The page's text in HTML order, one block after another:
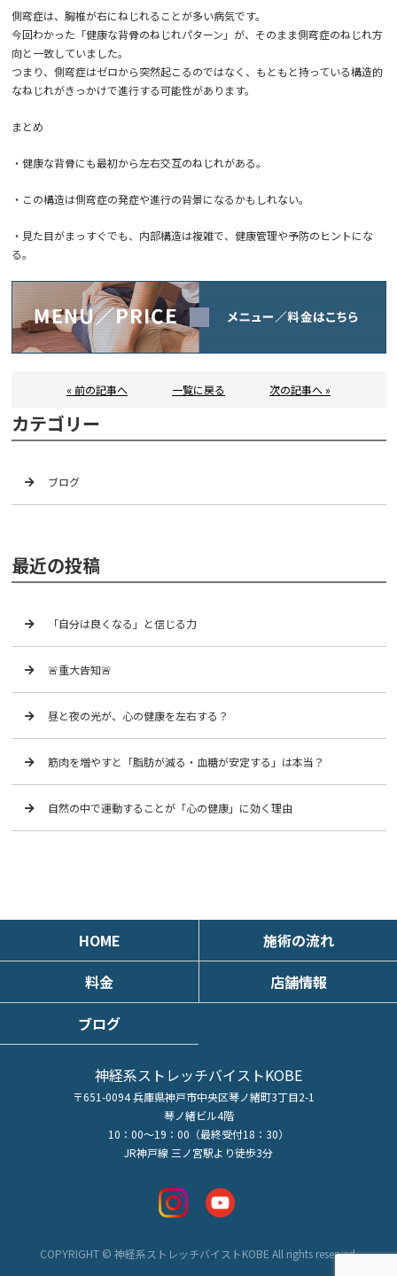
側弯症は、胸椎が右にねじれることが多い病気です。
今回わかった「健康な背骨のねじれパターン」が、そのまま側弯症のねじれ方
向と一致していました。
つまり、側弯症はゼロから突然起こるのではなく、もともと持っている構造的
なねじれがきっかけで進行する可能性があります。
まとめ
・健康な背骨にも最初から左右交互のねじれがある。
・この構造は側弯症の発症や進行の背景になるかもしれない。
・見た目がまっすぐでも、内部構造は複雑で、健康管理や予防のヒントにな
る。
« 前の記事へ 一覧に戻る 次の記事へ »
カテゴリー
ブログ
最近の投稿
「自分は良くなる」と信じる力
🚨重大告知🚨
昼と夜の光が、心の健康を左右する？
筋肉を増やすと「脂肪が減る・血糖が安定する」は本当？
自然の中で運動することが「心の健康」に効く理由
HOME
施術の流れ
料金
店舗情報
ブログ
神経系ストレッチバイストKOBE
〒651-0094 兵庫県神戸市中央区琴ノ緒町3丁目2-1
琴ノ緒ビル4階
10：00～19：00（最終受付18：30）
JR神戸線 三ノ宮駅より徒歩3分
COPYRIGHT © 神経系ストレッチバイストKOBE All rights reserved.